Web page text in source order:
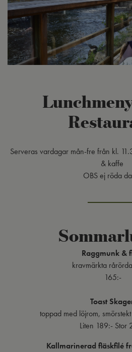
Serveras vardagar mån-fre från kl.
& kaffe
OBS ej röda
Raggmunk &
kravmärkta
165:-
Toast
toppad med löjrom,
Liten 189:- Stor
Kallmarinerad fläskfilé